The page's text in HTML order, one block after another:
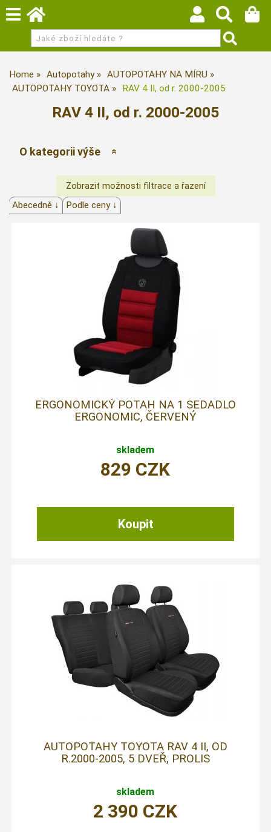
Home Autopotahy
AUTOPOTAHY NA MÍRU
AUTOPOTAHY TOYOTA
RAV 4 II, od r. 2000-2005
RAV 4 II, od r. 2000-2005
O kategorii výše
Abecedně ↓ Podle ceny ↓
ERGONOMICKÝ POTAH NA 1 SEDADLO
ERGONOMIC, ČERVENÝ
skladem
829 CZK
AUTOPOTAHY TOYOTA RAV 4 II, OD
R.2000-2005, 5 DVEŘ, PROLIS
skladem
2 390 CZK